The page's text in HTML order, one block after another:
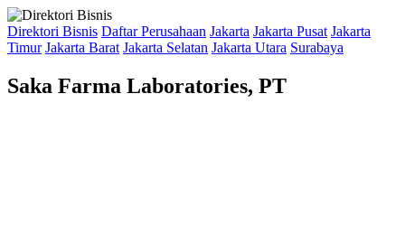
Direktori Bisnis Daftar Perusahaan Jakarta Jakarta Pusat Jakarta
Timur Jakarta Barat Jakarta Selatan Jakarta Utara Surabaya
Saka Farma Laboratories, PT